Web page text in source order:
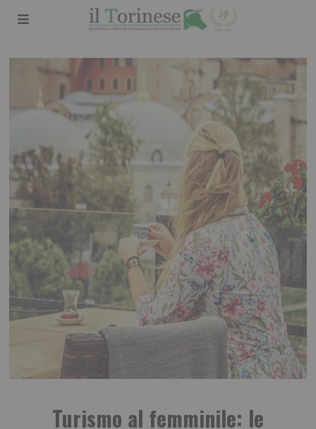
Turismo al femminile: le